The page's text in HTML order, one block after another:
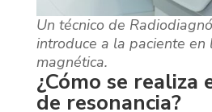
Un técnico de
introduce a la paciente en
magnética.
¿Cómo se realiza
de resonancia?